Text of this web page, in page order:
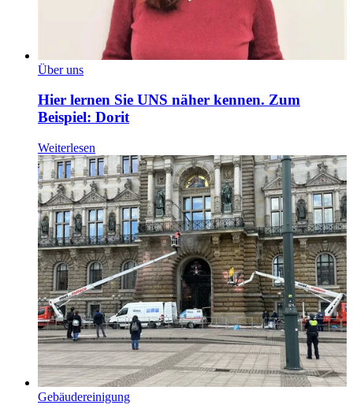
Über uns
Hier lernen Sie UNS näher kennen. Zum
Beispiel: Dorit
Weiterlesen
Gebäudereinigung